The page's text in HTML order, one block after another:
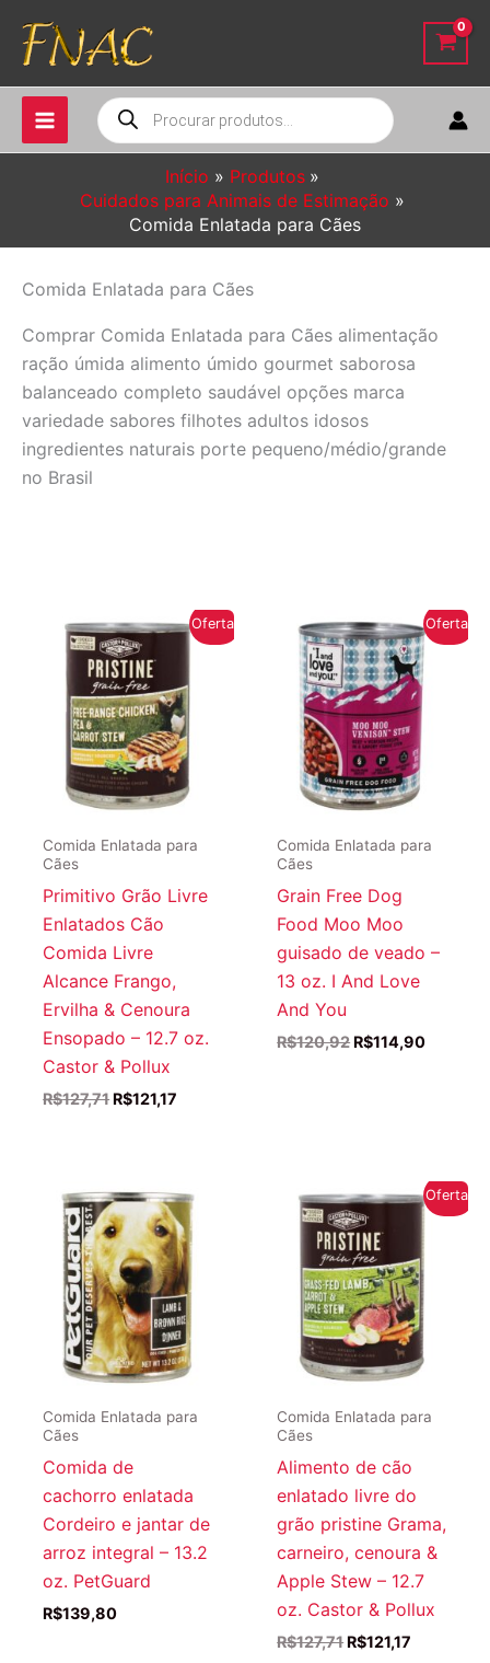
para
conteúdo
Pesquisar
produtos
Início
Produtos
Cuidados para Animais de Estimação
Comida Enlatada para Cães
Comida Enlatada para Cães
Comprar Comida Enlatada para Cães alimentação
ração úmida alimento úmido gourmet saborosa
balanceado completo saudável opções marca
variedade sabores filhotes adultos idosos
ingredientes naturais porte pequeno/médio/grande
no Brasil
Oferta!
Comida Enlatada para
Cães
Primitivo Grão Livre
Enlatados Cão
Comida Livre
Alcance Frango,
Ervilha & Cenoura
Ensopado – 12.7 oz.
Castor & Pollux
R$127,71 O
R$121,17
Oferta!
Comida Enlatada para
Cães
Grain Free Dog
Food Moo Moo
guisado de veado –
13 oz. I And Love
And You
R$120,92 O
R$114,90O
Comida Enlatada para
Cães
Comida de
cachorro enlatada
Cordeiro e jantar de
arroz integral – 13.2
oz. PetGuard
R$139,80
Oferta!
Comida Enlatada para
Cães
Alimento de cão
enlatado livre do
grão pristine Grama,
carneiro, cenoura &
Apple Stew – 12.7
oz. Castor & Pollux
R$127,71 O
R$121,17